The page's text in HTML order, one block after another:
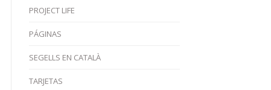
PROJECT LIFE
PÁGINAS
SEGELLS EN CATALÀ
TARJETAS